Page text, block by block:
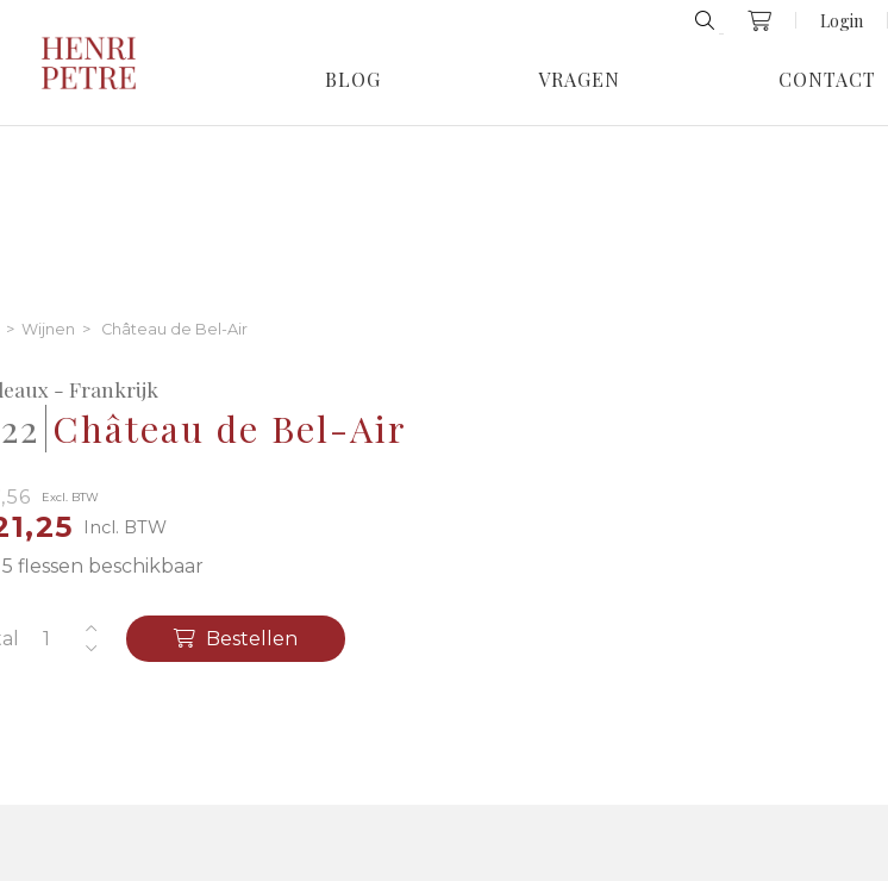
Login
BLOG VRAGEN CONTACT
> Wijnen > Château de Bel-Air
- Frankrijk
Château de Bel-Air
Excl. BTW
Incl. BTW
flessen beschikbaar
Bestellen